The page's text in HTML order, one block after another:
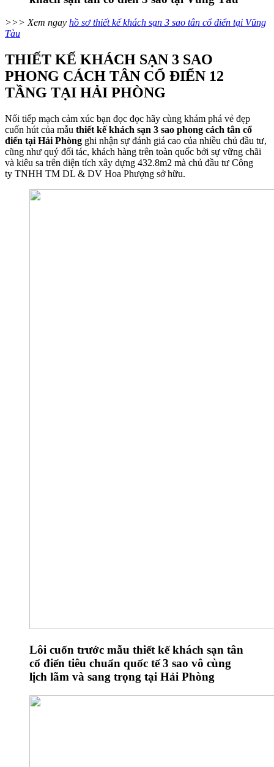
>>> Xem ngay hồ sơ thiết kế khách sạn 3 sao tân cổ điển tại Vũng
Tàu
THIẾT KẾ KHÁCH SẠN 3 SAO
PHONG CÁCH TÂN CỔ ĐIỂN 12
TẦNG TẠI HẢI PHÒNG
Nối tiếp mạch cảm xúc bạn đọc đọc hãy cùng khám phá vẻ đẹp
cuốn hút của mẫu thiết kế khách sạn 3 sao phong cách tân cổ
điển tại Hải Phòng ghi nhận sự đánh giá cao của nhiều chủ đầu tư,
cũng như quý đối tác, khách hàng trên toàn quốc bởi sự vững chãi
và kiêu sa trên diện tích xây dựng 432.8m2 mà chủ đầu tư Công
ty TNHH TM DL & DV Hoa Phượng sở hữu.
Lôi cuốn trước mẫu thiết kế khách sạn tân
cổ điển tiêu chuẩn quốc tế 3 sao vô cùng
lịch lãm và sang trọng tại Hải Phòng